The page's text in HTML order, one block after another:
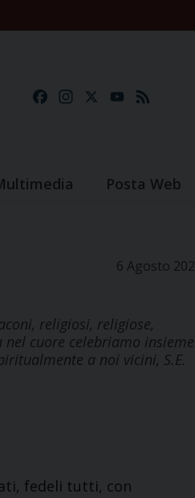
FacebookInstagramYouTube
Posta Web
6 Agosto
religiosi, religiose,
cuore celebriamo insieme
a noi vicini, S.E.
fedeli tutti, con